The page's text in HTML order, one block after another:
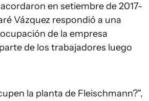
en setiembre de 2017-
Vázquez respondió a una
de la empresa
de los trabajadores luego
la planta de Fleischmann?",